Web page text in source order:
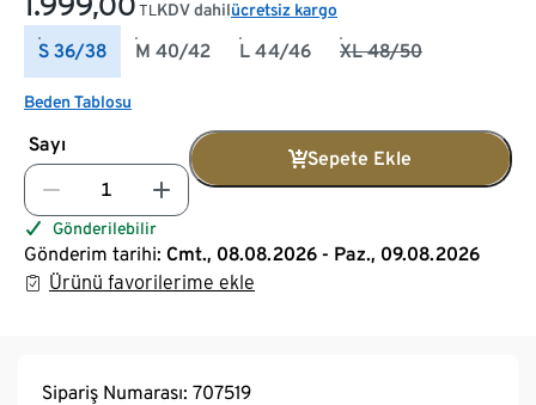
TL KDV dahilücretsiz kargo
S 36/38 M 40/42 L 44/46 XL 48/50
Beden Tablosu
Sayı
Sepete Ekle
Gönderilebilir
Gönderim tarihi: Cmt., 08.08.2026 - Paz., 09.08.2026
Ürünü favorilerime ekle
Sipariş Numarası: 707519